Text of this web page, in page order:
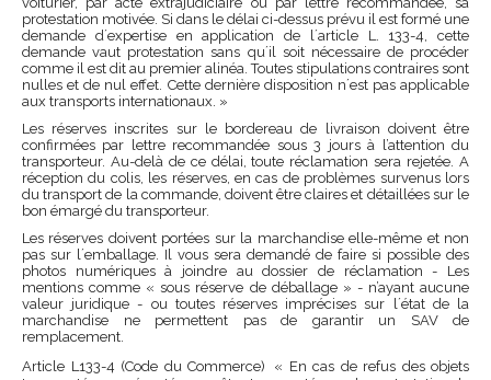
protestation motivée. Si dans le délai ci-dessus prévu il est formé une
demande d´expertise en application de l´article L. 133-4, cette
demande vaut protestation sans qu´il soit nécessaire de procéder
comme il est dit au premier alinéa. Toutes stipulations contraires sont
nulles et de nul effet. Cette dernière disposition n´est pas applicable
aux transports internationaux. »
Les réserves inscrites sur le bordereau de livraison doivent être
confirmées par lettre recommandée sous 3 jours à l’attention du
transporteur. Au-delà de ce délai, toute réclamation sera rejetée. A
réception du colis, les réserves, en cas de problèmes survenus lors
du transport de la commande, doivent être claires et détaillées sur le
bon émargé du transporteur.
Les réserves doivent portées sur la marchandise elle-même et non
pas sur l´emballage. Il vous sera demandé de faire si possible des
photos numériques à joindre au dossier de réclamation - Les
mentions comme « sous réserve de déballage » - n’ayant aucune
valeur juridique - ou toutes réserves imprécises sur l´état de la
marchandise ne permettent pas de garantir un SAV de
remplacement.
Article L133-4 (Code du Commerce) « En cas de refus des objets